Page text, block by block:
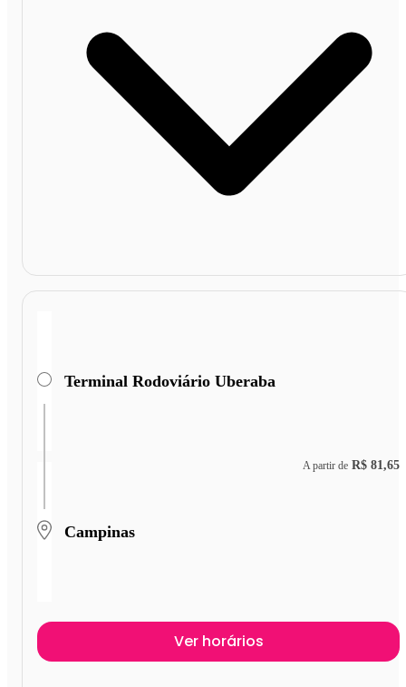
Terminal Rodoviário Uberaba
Campinas
A partir de R$ 81,65
Ver horários